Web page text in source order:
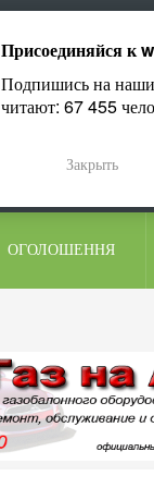
ОГОЛОШЕННЯ
Присоединяйся к
Подпишись на
читают: 67 455
Закрыть